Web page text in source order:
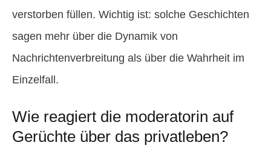
verstorben füllen. Wichtig ist: solche Geschichten
sagen mehr über die Dynamik von
Nachrichtenverbreitung als über die Wahrheit im
Einzelfall.
Wie reagiert die moderatorin auf
Gerüchte über das privatleben?